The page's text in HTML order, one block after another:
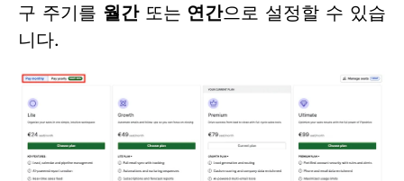
구 주기를 월간또는 연간으로 설정할 수 있습
니다.